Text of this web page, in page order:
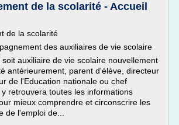
de la scolarité - Accueil
de la scolarité
des auxiliaires de vie scolaire
soit auxiliaire de vie scolaire nouvellement
antérieurement, parent d'élève, directeur
de l'Education nationale ou chef
retrouvera toutes les informations
mieux comprendre et circonscrire les
de l'emploi de...